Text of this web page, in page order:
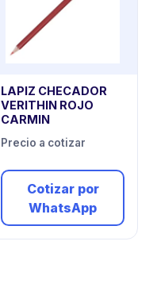
LAPIZ CHECADOR
VERITHIN ROJO
CARMIN
Precio a cotizar
Cotizar por
WhatsApp